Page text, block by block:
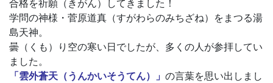
合格を祈願（きがん）してきました！
学問の神様・菅原道真（すがわらのみちざね）をまつる湯
島天神。
曇（くも）り空の寒い日でしたが、多くの人が参拝してい
ました。
「雲外蒼天（うんかいそうてん）」 の言葉を思い出しまし